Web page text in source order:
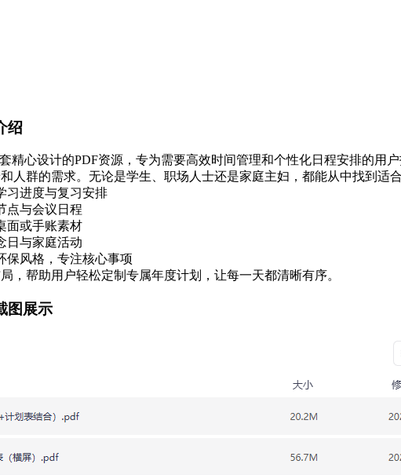
绍
精心设计的PDF资源，专为需要高效时间管理和个性化日程安排的用
人群的需求。无论是学生、职场人士还是家庭主妇，都能从中找到适
进度与复习安排
与会议日程
或手账素材
与家庭活动
风格，专注核心事项
，帮助用户轻松定制专属年度计划，让每一天都清晰有序。
图展示